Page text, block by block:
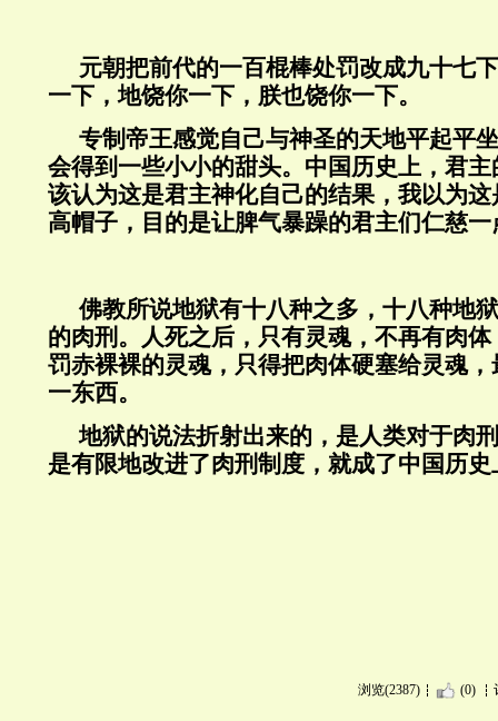
元朝把前代的一百棍棒处罚改成九十七
一下，地饶你一下，朕也饶你一下。
专制帝王感觉自己与神圣的天地平起平
会得到一些小小的甜头。中国历史上，君
该认为这是君主神化自己的结果，我以为
高帽子，目的是让脾气暴躁的君主们仁慈一
佛教所说地狱有十八种之多，十八种地
的肉刑。人死之后，只有灵魂，不再有肉
罚赤裸裸的灵魂，只得把肉体硬塞给灵魂
一东西。
地狱的说法折射出来的，是人类对于肉
是有限地改进了肉刑制度，就成了中国历
浏览(2387) (0)